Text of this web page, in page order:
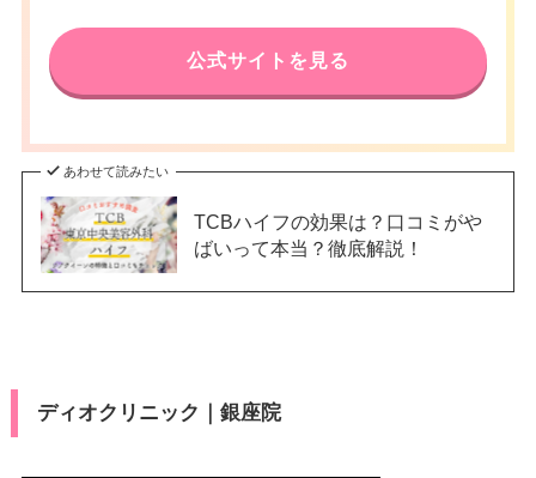
不定休
VISA/Master/JCB/American Ex
ビットカード
医療ロー
ン
駐車場
19：00
19：00
19：00
19：00
19：00
電話番号 0120-197-249
アクセス
地下鉄有楽町線銀座一丁目駅 徒
歩2分
休診日 不定休
カード決
済
VISA/Master/JCB/American Ex
press/Diners/銀聯/Discover/デ
公式サイトを見る
あわせて読みたい
TCBハイフの効果は？口コミがや
ばいって本当？徹底解説！
ディオクリニック｜銀座院